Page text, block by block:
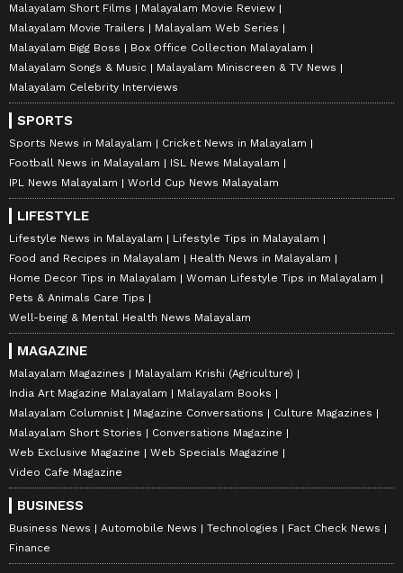
കേരളത്തിലെ എല്ലാ വാർത്തകൾ
News അറിയാൻ എപ്പോഴും ഏഷ്യാനെറ്റ്
ന്യൂസ് വാർത്തകൾ. Malayalam News
തത്സമയ അപ്‌ഡേറ്റുകളും ആഴത്തിലുള്ള
വിശകലനവും സമഗ്രമായ റിപ്പോർട്ടിംഗും —
എല്ലാം ഒരൊറ്റ സ്ഥലത്ത്. ഏത് സമയത്തും,
എവിടെയും വിശ്വസനീയമായ വാർത്തകൾ
ലഭിക്കാൻ
Asianet News Malayalam
DOWNLOAD APP
Malayalam Short Films
Malayalam Movie Review
Malayalam Movie Trailers
Malayalam Web Series
Malayalam Bigg Boss
Box Office Collection Malayalam
Malayalam Songs & Music
Malayalam Miniscreen & TV News
Malayalam Celebrity Interviews
SPORTS
Sports News in Malayalam
Cricket News in Malayalam
Football News in Malayalam
ISL News Malayalam
IPL News Malayalam
World Cup News Malayalam
LIFESTYLE
Lifestyle News in Malayalam
Lifestyle Tips in Malayalam
Food and Recipes in Malayalam
Health News in Malayalam
Home Decor Tips in Malayalam
Woman Lifestyle Tips in Malayalam
Pets & Animals Care Tips
Well-being & Mental Health News Malayalam
MAGAZINE
Malayalam Magazines
Malayalam Krishi (Agriculture)
India Art Magazine Malayalam
Malayalam Books
Malayalam Columnist
Magazine Conversations
Culture Magazines
Malayalam Short Stories
Conversations Magazine
Web Exclusive Magazine
Web Specials Magazine
Video Cafe Magazine
BUSINESS
Business News Automobile News Technologies
Fact Check News
Finance